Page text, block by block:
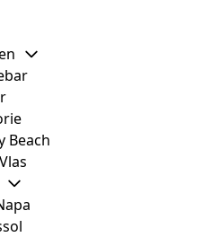
Beach